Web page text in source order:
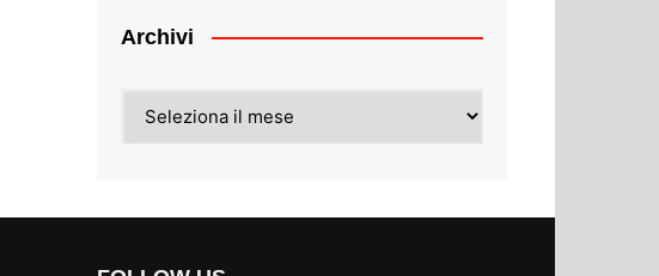
Archivi